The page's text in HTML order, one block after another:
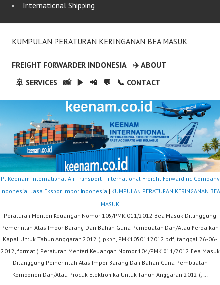
International Shipping
KUMPULAN PERATURAN KERINGANAN BEA MASUK
FREIGHT FORWARDER INDONESIA
✈️ ABOUT
🚢 SERVICES
📸 ▶️ 📲 💬 📞 CONTACT
Pt Keenam International Air Transport| International Freight Forwarding Company
Indonesia | Jasa Ekspor Impor Indonesia | KUMPULAN PERATURAN KERINGANAN BEA
MASUK
Peraturan Menteri Keuangan Nomor 105/PMK.011/2012 Bea Masuk Ditanggung
Pemerintah Atas Impor Barang Dan Bahan Guna Pembuatan Dan/Atau Perbaikan
Kapal Untuk Tahun Anggaran 2012 (, pkpn, PMK1050112012.pdf, tanggal 26-06-
2012, format ) Peraturan Menteri Keuangan Nomor 104/PMK.011/2012 Bea Masuk
Ditanggung Pemerintah Atas Impor Barang Dan Bahan Guna Pembuatan
Komponen Dan/Atau Produk Elektronika Untuk Tahun Anggaran 2012 (, …